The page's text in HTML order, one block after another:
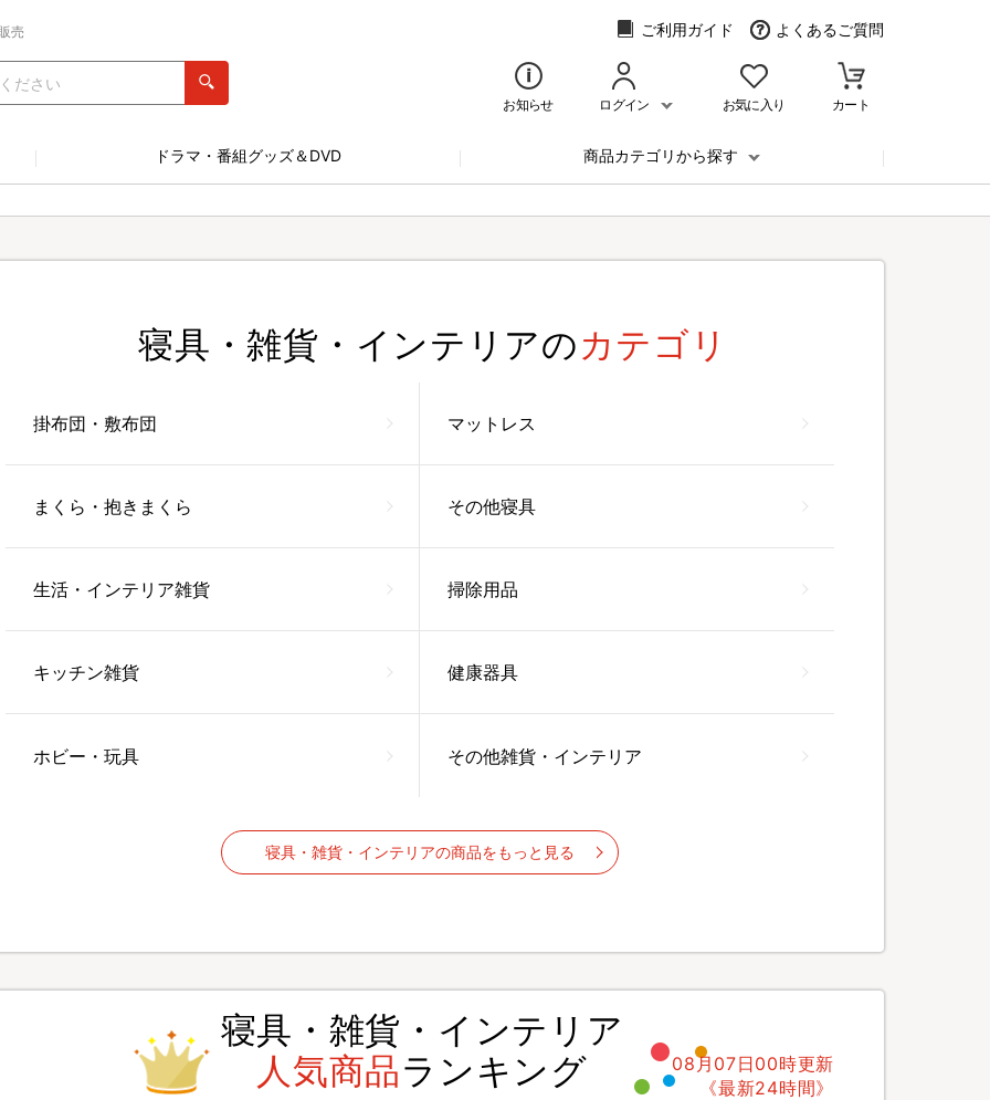
売 ご利用ガイド よくあるご質問
お知らせ ログイン お気に入り カート
ドラマ・番組グッズ＆DVD 商品カテゴリから探す
寝具・雑貨・インテリアのカテゴリ
掛布団・敷布団 マットレス
まくら・抱きまくら その他寝具
生活・インテリア雑貨 掃除用品
キッチン雑貨 健康器具
ホビー・玩具 その他雑貨・インテリア
寝具・雑貨・インテリアの商品をもっと見る
寝具・雑貨・インテリア
人気商品ランキング
08月07日00時更新
《最新24時間》